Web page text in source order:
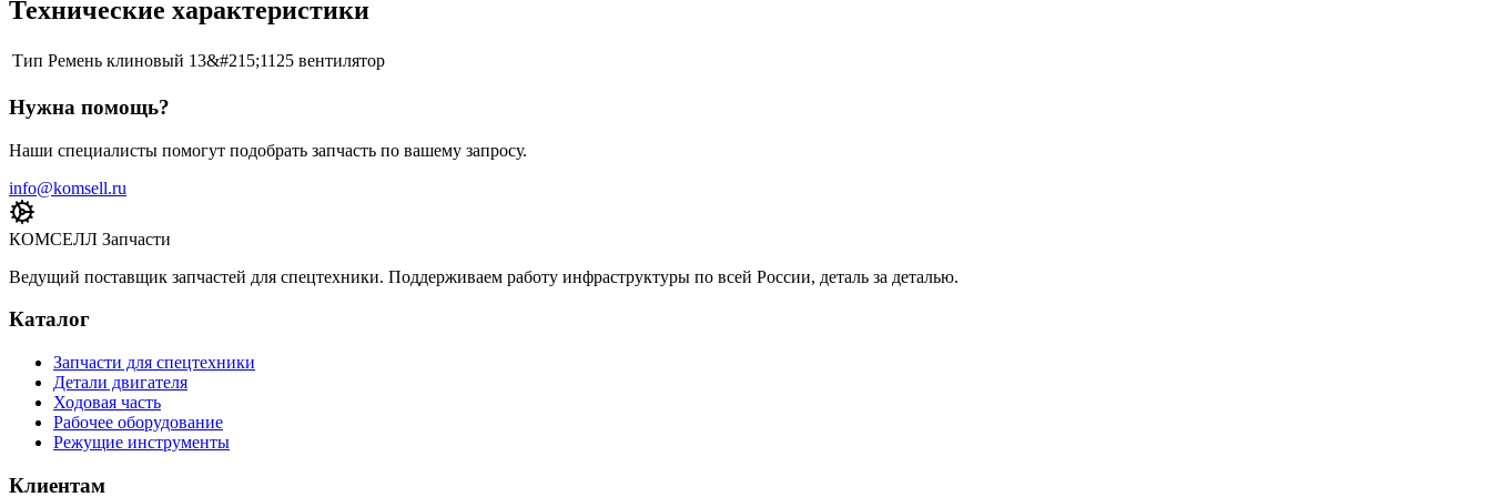
Технические характеристики
Тип Ремень клиновый 13&#215;1125 вентилятор
Нужна помощь?
Наши специалисты помогут подобрать запчасть по вашему запросу.
info@komsell.ru
КОМСЕЛЛ Запчасти
Ведущий поставщик запчастей для спецтехники. Поддерживаем работу инфраструктуры по всей России, деталь за деталью.
Каталог
Запчасти для спецтехники
Детали двигателя
Ходовая часть
Рабочее оборудование
Режущие инструменты
Клиентам